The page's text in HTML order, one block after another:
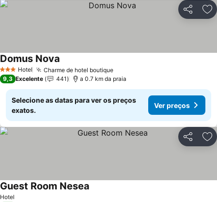
Partilhar
3 EstrelasHotel Charme de hotel boutiqueVer preços
Domus Nova
9,3 Excelente 441 a 0.7 km da praia
Selecione as datas para ver os preços
exatos.
Ver preços
Partilhar
Hotel
Guest Room Nesea